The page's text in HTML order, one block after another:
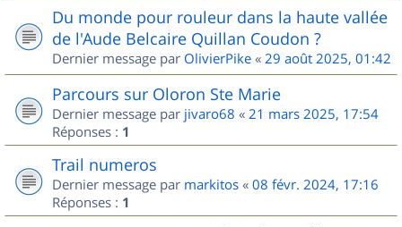
Du monde pour rouleur dans la haute vallée
de l'Aude Belcaire Quillan Coudon ?
Dernier message par OlivierPike « 29 août 2025, 01:42
Parcours sur Oloron Ste Marie
Dernier message par jivaro68 « 21 mars 2025, 17:54
Réponses : 1
Trail numeros
Dernier message par markitos « 08 févr. 2024, 17:16
Réponses : 1